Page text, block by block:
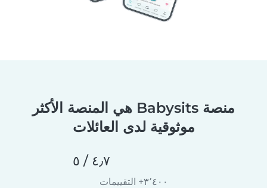
منصة Babysits هي المنصة الأكثر
موثوقية لدى العائلات
٤٫٧ / ٥
٣٬٤٠٠+ التقييمات